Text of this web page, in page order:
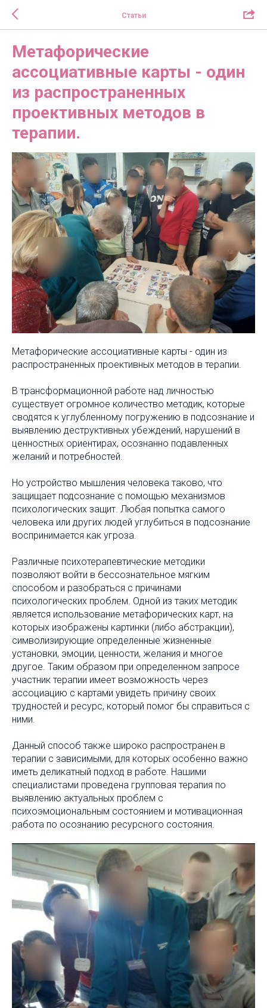
Статьи
Метафорические
ассоциативные карты - один
из распространенных
проективных методов в
терапии.
Метафорические ассоциативные карты - один из
распространенных проективных методов в терапии.
В трансформационной работе над личностью
существует огромное количество методик, которые
сводятся к углубленному погружению в подсознание и
выявлению деструктивных убеждений, нарушений в
ценностных ориентирах, осознанно подавленных
желаний и потребностей.
Но устройство мышления человека таково, что
защищает подсознание с помощью механизмов
психологических защит. Любая попытка самого
человека или других людей углубиться в подсознание
воспринимается как угроза.
Различные психотерапевтические методики
позволяют войти в бессознательное мягким
способом и разобраться с причинами
психологических проблем. Одной из таких методик
является использование метафорических карт, на
которых изображены картинки (либо абстракции),
символизирующие определенные жизненные
установки, эмоции, ценности, желания и многое
другое. Таким образом при определенном запросе
участник терапии имеет возможность через
ассоциацию с картами увидеть причину своих
трудностей и ресурс, который помог бы справиться с
ними.
Данный способ также широко распространен в
терапии с зависимыми, для которых особенно важно
иметь деликатный подход в работе. Нашими
специалистами проведена групповая терапия по
выявлению актуальных проблем с
психоэмоциональным состоянием и мотивационная
работа по осознанию ресурсного состояния.